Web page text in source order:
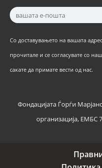
Со доставувањето на вашата
прочитале и се согласувате со
сакате да примате вести од нас.
Фондацијата Ѓорѓи
организација, ЕМБС